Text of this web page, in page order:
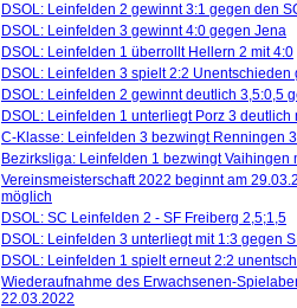
DSOL: Leinfelden 2 gewinnt 3:1 gegen den
DSOL: Leinfelden 3 gewinnt 4:0 gegen Jena
DSOL: Leinfelden 1 überrollt Hellern 2 mit 4:0
DSOL: Leinfelden 3 spielt 2:2 Unentschieden
DSOL: Leinfelden 2 gewinnt deutlich 3,5:0,5
DSOL: Leinfelden 1 unterliegt Porz 3 deutlich
C-Klasse: Leinfelden 3 bezwingt Renningen
Bezirksliga: Leinfelden 1 bezwingt Vaihingen
Vereinsmeisterschaft 2022 beginnt am
möglich
DSOL: SC Leinfelden 2 - SF Freiberg 2,5;1,5
DSOL: Leinfelden 3 unterliegt mit 1:3 gegen
DSOL: Leinfelden 1 spielt erneut 2:2
Wiederaufnahme des Erwachsenen-
22.03.2022